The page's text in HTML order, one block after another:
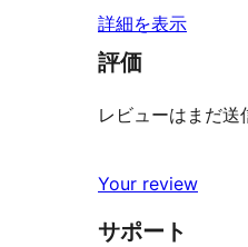
詳細を表示
評価
レビューはまだ送
Your review
サポート